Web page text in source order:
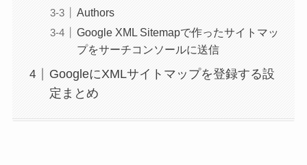
Authors
Google XML Sitemapで作ったサイトマッ
プをサーチコンソールに送信
GoogleにXMLサイトマップを登録する設
定まとめ